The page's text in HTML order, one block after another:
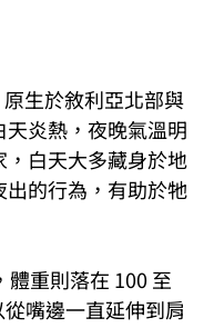
生於敘利亞北部與
炎熱，夜晚氣溫明
白天大多藏身於地
的行為，有助於牠
重則落在 100 至
嘴邊一直延伸到肩